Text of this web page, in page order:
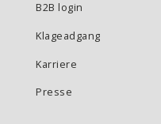
B2B login
Klageadgang
Karriere
Presse